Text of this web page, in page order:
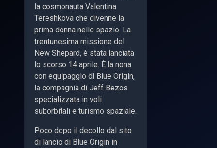
la cosmonauta Valentina
Tereshkova che divenne la
prima donna nello spazio. La
trentunesima missione del
New Shepard, è stata lanciata
lo scorso 14 aprile. È la nona
con equipaggio di Blue Origin,
la compagnia di Jeff Bezos
specializzata in voli
suborbitali e turismo spaziale.
Poco dopo il decollo dal sito
di lancio di Blue Origin in